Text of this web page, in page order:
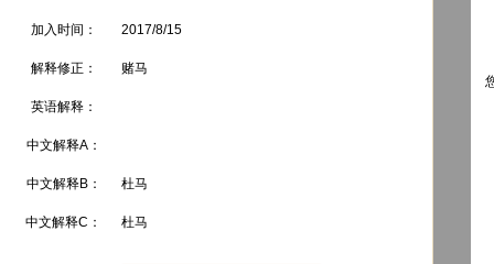
加入时间： 2017/8/15
解释修正： 赌马
英语解释：
中文解释A：
中文解释B： 杜马
中文解释C： 杜马